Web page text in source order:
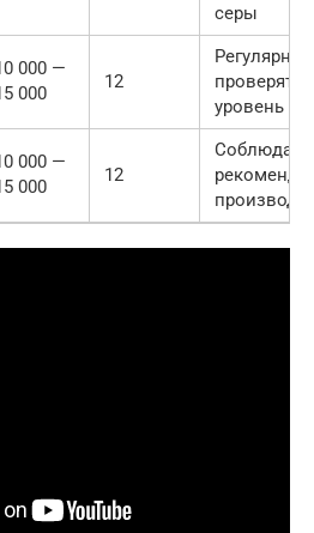
серы
000 —
000
12
Регулярно
проверять
уровень
000 —
000
12
Соблюдать